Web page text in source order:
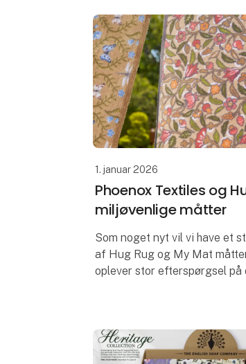
1. januar 2026
Phoenox Textiles og
miljøvenlige måtter
Som noget nyt vil vi have et
af Hug Rug og My Mat
oplever stor efterspørgsel på